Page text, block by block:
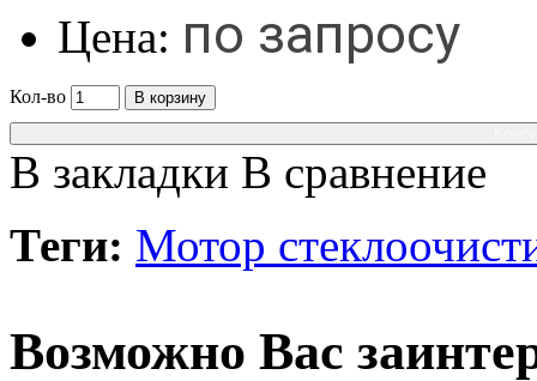
Цена: по запросу
Кол-во
В корзину
В закладки В сравнение
Теги: Мотор
Возможно Вас